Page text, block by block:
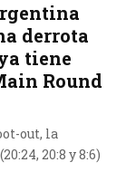
derrota
tiene
Round
out, la
20:8 y 8:6)